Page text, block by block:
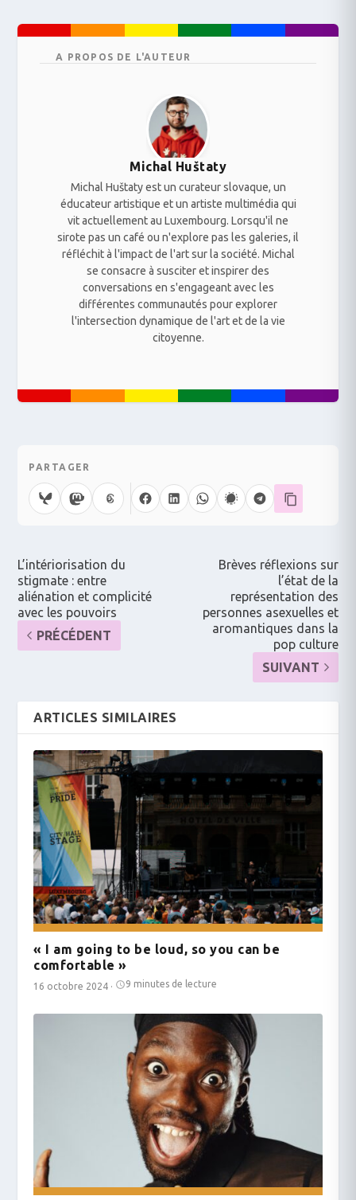
A PROPOS DE L'AUTEUR
Michal Huštaty
Michal Huštaty est un curateur slovaque, un
éducateur artistique et un artiste multimédia qui
vit actuellement au Luxembourg. Lorsqu'il ne
sirote pas un café ou n'explore pas les galeries, il
réfléchit à l'impact de l'art sur la société. Michal
se consacre à susciter et inspirer des
conversations en s'engageant avec les
différentes communautés pour explorer
l'intersection dynamique de l'art et de la vie
citoyenne.
PARTAGER
L’intériorisation du
stigmate : entre
aliénation et complicité
avec les pouvoirs
PRÉCÉDENT
Brèves réflexions sur
l’état de la
représentation des
personnes asexuelles et
aromantiques dans la
pop culture
SUIVANT
ARTICLES SIMILAIRES
« I am going to be loud, so you can be
comfortable »
16 octobre 2024 · 9 minutes de lecture